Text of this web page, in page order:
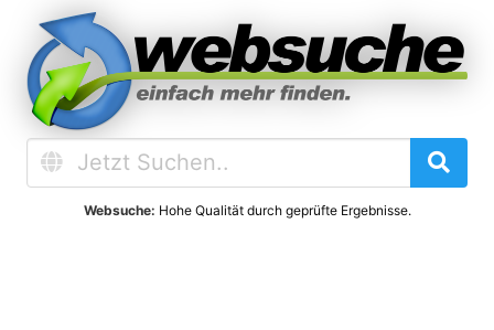
Websuche: Hohe Qualität durch geprüfte Ergebnisse.